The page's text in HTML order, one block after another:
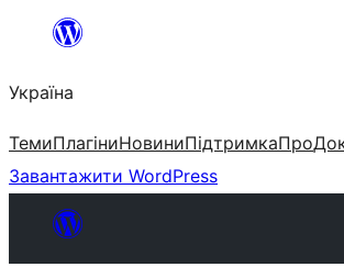
Перейти
вмісту
Україна
ТемиПлагіниНовиниПідтримкаПро
Завантажити WordPress